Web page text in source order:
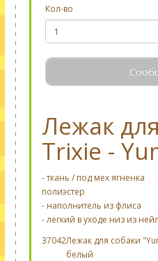
Кол-во
Лежак
Trixie -
- ткань / под мех ягненка
полиэстер
- наполнитель из флиса
- легкий в ​​уходе низ из
37042Лежак для собаки
белый